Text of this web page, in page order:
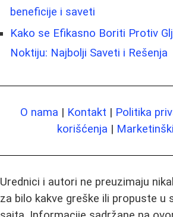
beneficije i saveti
Kako se Efikasno Boriti Protiv
Noktiju: Najbolji Saveti i Rešenja
O nama | Kontakt | Politika
korišćenja |
Urednici i autori ne preuzimaju
za bilo kakve greške ili propuste u